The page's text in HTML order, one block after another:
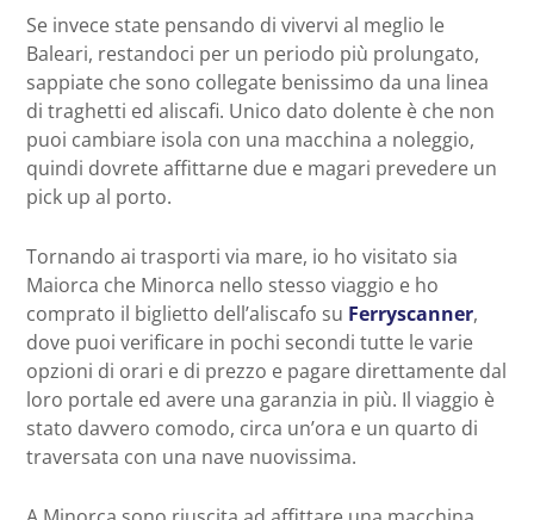
Se invece state pensando di vivervi al meglio le
Baleari, restandoci per un periodo più prolungato,
sappiate che sono collegate benissimo da una linea
di traghetti ed aliscafi. Unico dato dolente è che non
puoi cambiare isola con una macchina a noleggio,
quindi dovrete affittarne due e magari prevedere un
pick up al porto.
Tornando ai trasporti via mare, io ho visitato sia
Maiorca che Minorca nello stesso viaggio e ho
comprato il biglietto dell’aliscafo su Ferryscanner,
dove puoi verificare in pochi secondi tutte le varie
opzioni di orari e di prezzo e pagare direttamente dal
loro portale ed avere una garanzia in più. Il viaggio è
stato davvero comodo, circa un’ora e un quarto di
traversata con una nave nuovissima.